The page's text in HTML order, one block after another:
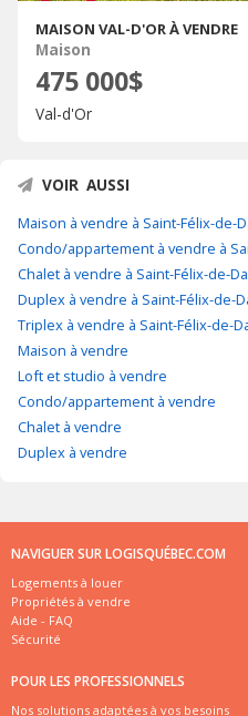
MAISON VAL-D'OR À VENDRE
Maison
475 000$
Val-d'Or
VOIR AUSSI
Maison à vendre à Saint-Félix-de-
Condo/appartement à vendre à
Chalet à vendre à Saint-Félix-de-
Duplex à vendre à Saint-Félix-de-
Triplex à vendre à Saint-Félix-de-
Maison à vendre
Loft et studio à vendre
Condo/appartement à vendre
Chalet à vendre
Duplex à vendre
NAVIGUER SUR LOGISQUÉBEC.COM
Logements à louer
Propriétés à vendre
Aide - FAQ
Sécurité
POUR LES PROFESSIONNELS
Nos solutions adaptées à vos besoins